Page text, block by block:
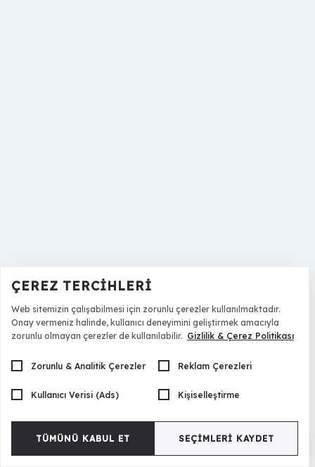
ÇEREZ TERCIHLERI
Web sitemizin çalışabilmesi için zorunlu çerezler kullanılmaktadır.
Onay vermeniz halinde, kullanıcı deneyimini geliştirmek amacıyla
zorunlu olmayan çerezler de kullanılabilir. Gizlilik & Çerez Politikası
Zorunlu & Analitik Çerezler Reklam Çerezleri
Kullanıcı Verisi (Ads) Kişiselleştirme
TÜMÜNÜ KABUL ET SEÇIMLERI KAYDET